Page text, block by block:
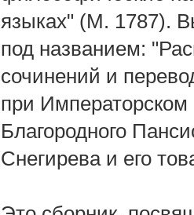
языках" (М. 1787).
под названием:
сочинений и
при Императорском
Благородного
Снегирева и его